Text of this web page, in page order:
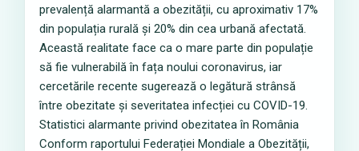
prevalență alarmantă a obezității, cu aproximativ 17%
din populația rurală și 20% din cea urbană afectată.
Această realitate face ca o mare parte din populație
să fie vulnerabilă în fața noului coronavirus, iar
cercetările recente sugerează o legătură strânsă
între obezitate și severitatea infecției cu COVID-19.
Statistici alarmante privind obezitatea în România
Conform raportului Federației Mondiale a Obezității,